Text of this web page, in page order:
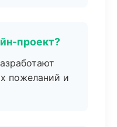
проект?
пожеланий и